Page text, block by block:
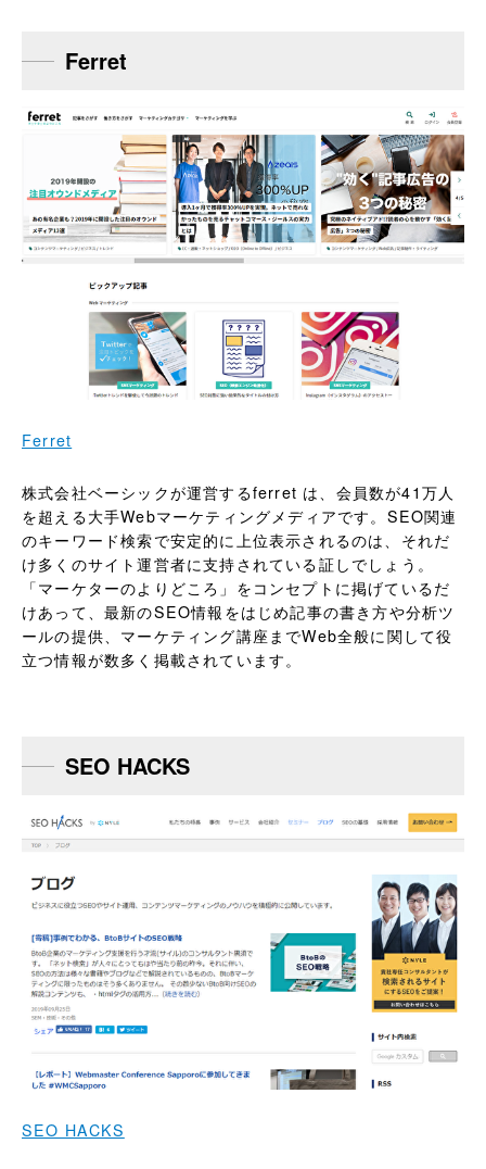
Ferret
Ferret
株式会社ベーシックが運営するferret は、会員数が41万人
を超える大手Webマーケティングメディアです。SEO関連
のキーワード検索で安定的に上位表示されるのは、それだ
け多くのサイト運営者に支持されている証しでしょう。
「マーケターのよりどころ」をコンセプトに掲げているだ
けあって、最新のSEO情報をはじめ記事の書き方や分析ツ
ールの提供、マーケティング講座までWeb全般に関して役
立つ情報が数多く掲載されています。
SEO HACKS
SEO HACKS